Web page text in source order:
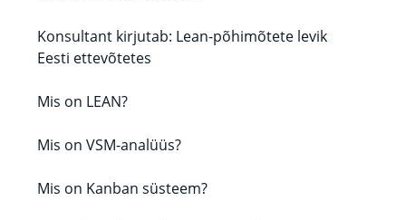
Konsultant kirjutab: Lean-põhimõtete levik
Eesti ettevõtetes
Mis on LEAN?
Mis on VSM-analüüs?
Mis on Kanban süsteem?